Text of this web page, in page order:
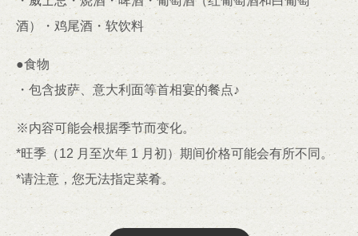
酒）・鸡尾酒・软饮料
●食物
・包含披萨、意大利面等首相宴的餐点♪
※内容可能会根据季节而变化。
*旺季（12 月至次年 1 月初）期间价格可能会有所不同。
*请注意，您无法指定菜肴。
この店舗情報をシェアする
[团体] 派对套餐★每人 6,600 日元♪90 分钟无限畅饮 + 含餐
点♪ | LIVE HOUSE SENDAI KENTO'S
宮城県仙台市青葉区国分町２－１０－２３ 丸伊プラザ６Ｆ
https://kentos-sendai.owst.jp/courses/170953948
お店情報をコピー